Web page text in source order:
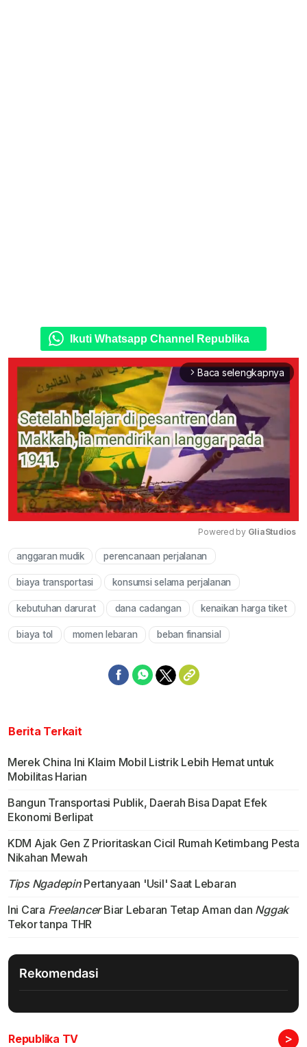
Ikuti Whatsapp Channel Republika
arrow_forward_ios Baca selengkapnya
Powered by GliaStudios
anggaran mudik perencanaan perjalanan
biaya transportasi konsumsi selama perjalanan
kebutuhan darurat dana cadangan kenaikan harga tiket
biaya tol momen lebaran beban finansial
Berita Terkait
Merek China Ini Klaim Mobil Listrik Lebih Hemat untuk
Mobilitas Harian
Bangun Transportasi Publik, Daerah Bisa Dapat Efek
Ekonomi Berlipat
KDM Ajak Gen Z Prioritaskan Cicil Rumah Ketimbang Pesta
Nikahan Mewah
Tips NgadepinPertanyaan 'Usil' Saat Lebaran
Ini Cara FreelancerBiar Lebaran Tetap Aman dan Nggak
Tekor tanpa THR
Rekomendasi
Republika TV >